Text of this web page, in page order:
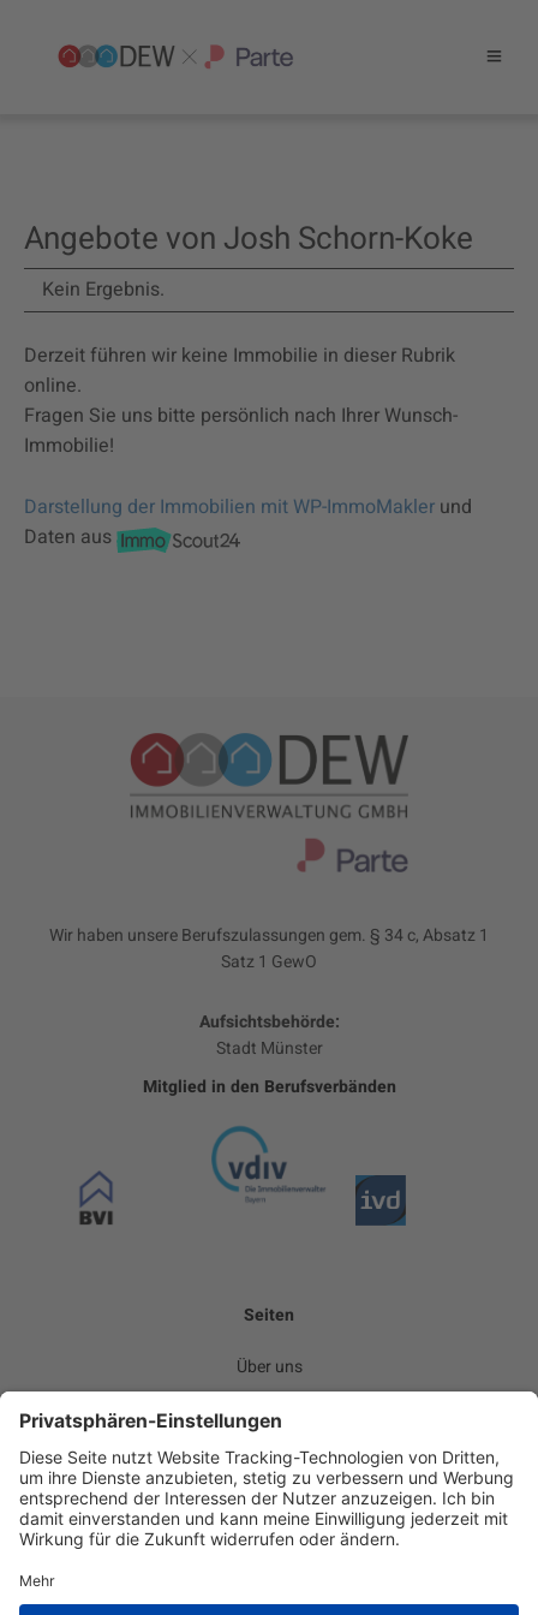
Angebote von Josh Schorn-Koke
Kein Ergebnis.
Derzeit führen wir keine Immobilie in dieser Rubrik
online.
Fragen Sie uns bitte persönlich nach Ihrer Wunsch-
Immobilie!
Darstellung der Immobilien mit WP-ImmoMakler und
Daten aus
Wir haben unsere Berufszulassungen gem. § 34 c, Absatz 1
Satz 1 GewO
Aufsichtsbehörde:
Stadt Münster
Mitglied in den Berufsverbänden
Seiten
Über uns
Team
Karriere